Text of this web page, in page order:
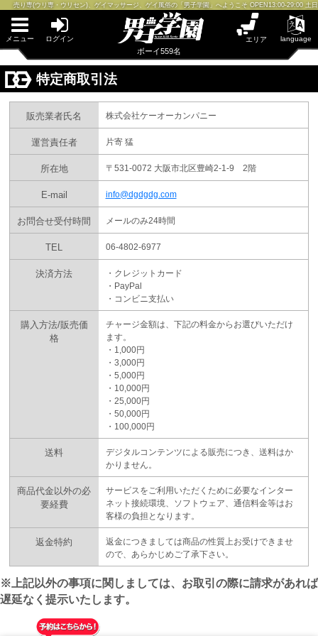
売り専(ウリ専・ウリセン)、ゲイマッサージ、ゲイ風俗の「男子学園」へようこそ OPEN13:00-29:00 土
メニュー ログイン エリア language
ボーイ559名
サテライト大宮
PUA柏
PUA'赤羽
PUA'池袋
PUA'新橋
PUA'蒲田
PUA町田
×閉じる
PUA四日市
PUA津
×閉じる
PUA和歌山
PUA奈良
PUA加古川
PUA姫路
×閉じる
PUA鹿児島
×閉じる
特定商取引法
販売業者氏名 株式会社ケーオーカンパニー
運営責任者 片寄 猛
所在地 〒531-0072 大阪市北区豊崎2-1-9 2階
E-mail info@dgdgdg.com
お問合せ受付時間 メールのみ24時間
TEL 06-4802-6977
決済方法
・クレジットカード
・PayPal
・コンビニ支払い
購入方法/販売価
格
チャージ金額は、下記の料金からお選びいただけ
ます。
・1,000円
・3,000円
・5,000円
・10,000円
・25,000円
・50,000円
・100,000円
送料
デジタルコンテンツによる販売につき、送料はか
かりません。
商品代金以外の必
要経費
サービスをご利用いただくために必要なインター
ネット接続環境、ソフトウェア、通信料金等はお
客様の負担となります。
返金特約
返金につきましては商品の性質上お受けできませ
ので、あらかじめご了承下さい。
※上記以外の事項に関しましては、お取引の際に請求があれば
遅延なく提示いたします。